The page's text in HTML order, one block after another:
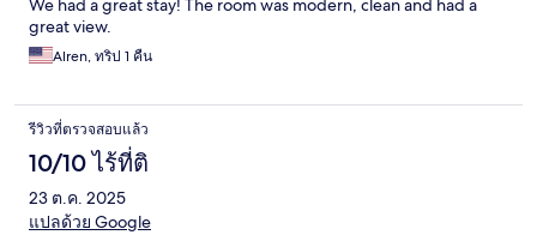
We had a great stay! The room was modern, clean and had a
great view.
Alren, ทริป 1 คืน
รีวิวที่ตรวจสอบแล้ว
10/10 ไร้ที่ติ
23 ต.ค. 2025
แปลด้วย Google